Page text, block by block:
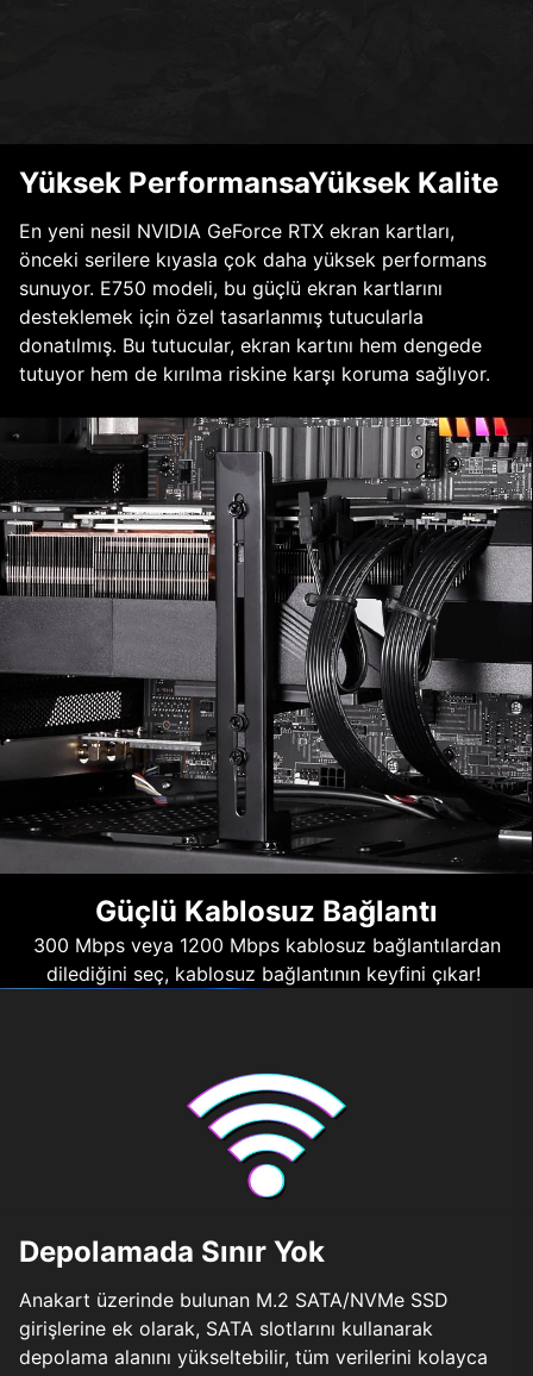
Yüksek PerformansaYüksek Kalite
En yeni nesil NVIDIA GeForce RTX ekran kartları,
önceki serilere kıyasla çok daha yüksek performans
sunuyor. E750 modeli, bu güçlü ekran kartlarını
desteklemek için özel tasarlanmış tutucularla
donatılmış. Bu tutucular, ekran kartını hem dengede
tutuyor hem de kırılma riskine karşı koruma sağlıyor.
Güçlü Kablosuz Bağlantı
300 Mbps veya 1200 Mbps kablosuz bağlantılardan
dilediğini seç, kablosuz bağlantının keyfini çıkar!
Depolamada Sınır Yok
Anakart üzerinde bulunan M.2 SATA/NVMe SSD
girişlerine ek olarak, SATA slotlarını kullanarak
depolama alanını yükseltebilir, tüm verilerini kolayca